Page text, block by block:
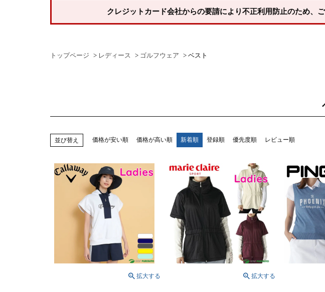
クレジットカード会社からの要請により不正利用防止のため、
トップページ レディース ゴルフウェア ベスト
並び替え 価格が安い順 価格が高い順 新着順 登録順 優先度順 レビュー順